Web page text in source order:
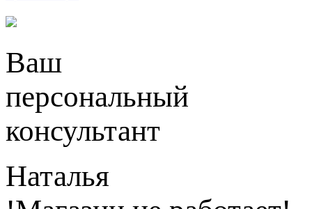
Ваш
персональный
консультант
Наталья